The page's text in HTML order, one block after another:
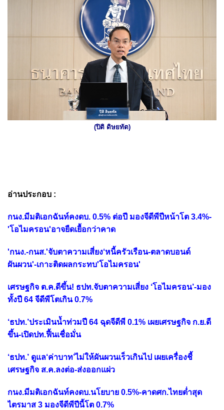
(ปิติ ดิษยทัต)
อ่านประกอบ :
กนง.มีมติเอกฉันท์คงดบ. 0.5% ต่อปี มองจีดีพีปีหน้าโต 3.4%-
'โอไมครอน'อาจยืดเยื้อกว่าคาด
'กนง.-กนส.'จับตาความเสี่ยง‘หนี้ครัวเรือน-ตลาดบอนด์
ผันผวน'-เกาะติดผลกระทบ'โอไมครอน'
เศรษฐกิจ ต.ค.ดีขึ้น! ธปท.จับตาความเสี่ยง ‘โอไมครอน’-มอง
ทั้งปี 64 จีดีพีโตเกิน 0.7%
‘ธปท.’ประเมินน้ำท่วมปี 64 ฉุดจีดีพี 0.1% เผยเศรษฐกิจ ก.ย.ดี
ขึ้น-เปิดปท.ฟื้นเชื่อมั่น
‘ธปท.’ ดูแล‘ค่าบาท’ไม่ให้ผันผวนเร็วเกินไป เผยเครื่องชี้
เศรษฐกิจ ส.ค.ลงต่อ-ส่งออกแผ่ว
กนง.มีมติเอกฉันท์คงดบ.นโยบาย 0.5%-คาดศก.ไทยต่ำสุด
ไตรมาส 3 มองจีดีพีปีนี้โต 0.7%